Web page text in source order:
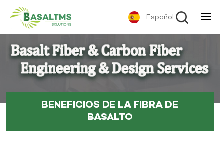
Español
BENEFICIOS DE LA FIBRA DE
BASALTO